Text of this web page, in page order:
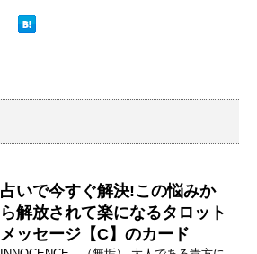
占いで今すぐ解決!この悩みか
ら解放されて楽になるタロット
メッセージ【C】のカード